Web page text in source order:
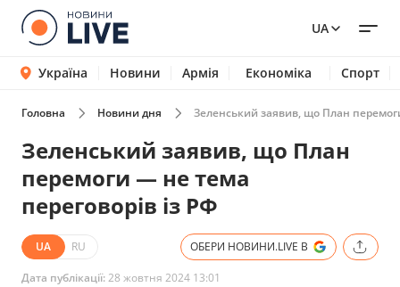
UA
Україна Новини Армія Економіка Спорт
Головна Новини дня Зеленський заявив, що План
Зеленський заявив, що План
перемоги — не тема
переговорів із РФ
UA RU ОБЕРИ НОВИНИ.LIVE В
Дата публікації:28 жовтня 2024 13:01